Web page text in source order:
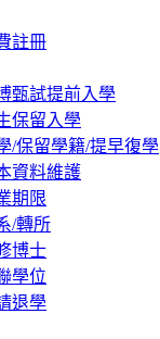
註冊
甄試提前入學
保留入學
/保留學籍/提早復學
資料維護
期限
/轉所
博士
學位
退學